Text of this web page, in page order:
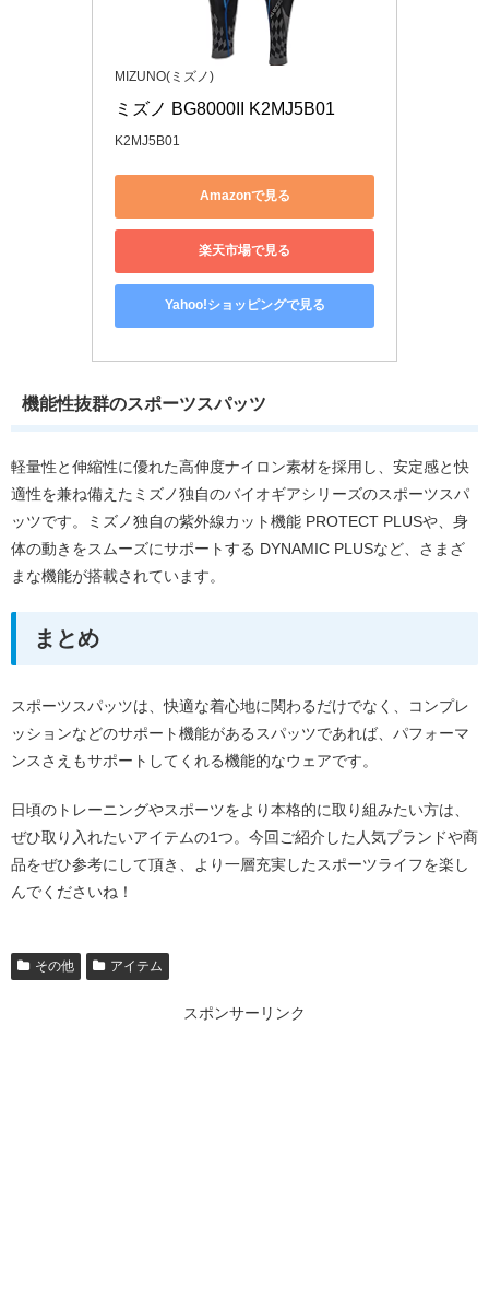
MIZUNO(ミズノ)
ミズノ BG8000II K2MJ5B01
K2MJ5B01
Amazonで見る
楽天市場で見る
Yahoo!ショッピングで見る
機能性抜群のスポーツスパッツ
軽量性と伸縮性に優れた高伸度ナイロン素材を採用し、安定感と快
適性を兼ね備えたミズノ独自のバイオギアシリーズのスポーツスパ
ッツです。ミズノ独自の紫外線カット機能 PROTECT PLUSや、身
体の動きをスムーズにサポートする DYNAMIC PLUSなど、さまざ
まな機能が搭載されています。
まとめ
スポーツスパッツは、快適な着心地に関わるだけでなく、コンプレ
ッションなどのサポート機能があるスパッツであれば、パフォーマ
ンスさえもサポートしてくれる機能的なウェアです。
日頃のトレーニングやスポーツをより本格的に取り組みたい方は、
ぜひ取り入れたいアイテムの1つ。今回ご紹介した人気ブランドや商
品をぜひ参考にして頂き、より一層充実したスポーツライフを楽し
んでくださいね！
その他 アイテム
スポンサーリンク